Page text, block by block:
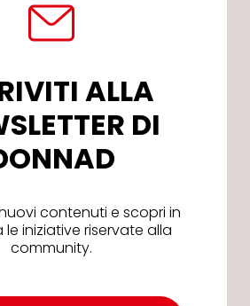
ALLA
DI
contenuti e scopri in
iniziative riservate alla
community.